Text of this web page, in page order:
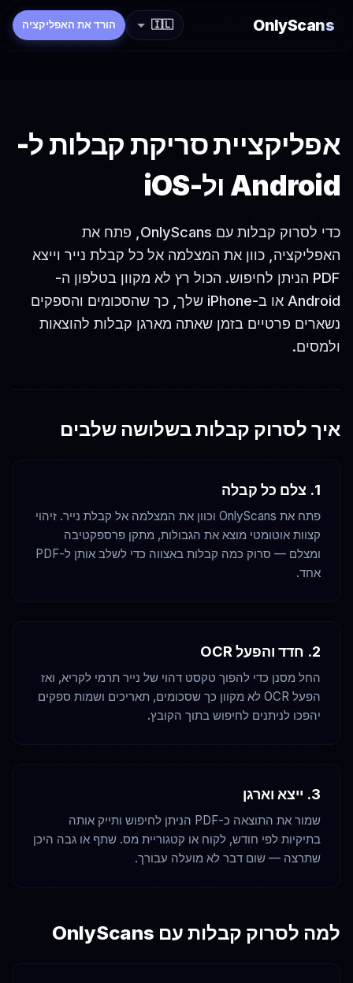
OnlyScans
🇮🇱 הורד את האפליקציה
אפליקציית סריקת קבלות ל-
Android ול-iOS
כדי לסרוק קבלות עם OnlyScans, פתח את
האפליקציה, כוון את המצלמה אל כל קבלת נייר וייצא
PDF הניתן לחיפוש. הכול רץ לא מקוון בטלפון ה-
Android או ב-iPhone שלך, כך שהסכומים והספקים
נשארים פרטיים בזמן שאתה מארגן קבלות להוצאות
ולמסים.
איך לסרוק קבלות בשלושה שלבים
1. צלם כל קבלה
פתח את OnlyScans וכוון את המצלמה אל קבלת נייר. זיהוי
קצוות אוטומטי מוצא את הגבולות, מתקן פרספקטיבה
ומצלם — סרוק כמה קבלות באצווה כדי לשלב אותן ל-PDF
אחד.
2. חדד והפעל OCR
החל מסנן כדי להפוך טקסט דהוי של נייר תרמי לקריא, ואז
הפעל OCR לא מקוון כך שסכומים, תאריכים ושמות ספקים
יהפכו לניתנים לחיפוש בתוך הקובץ.
3. ייצא וארגן
שמור את התוצאה כ-PDF הניתן לחיפוש ותייק אותה
בתיקיות לפי חודש, לקוח או קטגוריית מס. שתף או גבה היכן
שתרצה — שום דבר לא מועלה עבורך.
למה לסרוק קבלות עם OnlyScans